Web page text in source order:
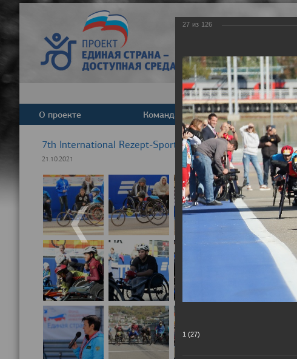
О проекте Команда Новости
7th International Rezept-Sport Wheelchair Half Marathon
21.10.2021
27 из 126
1 (27)